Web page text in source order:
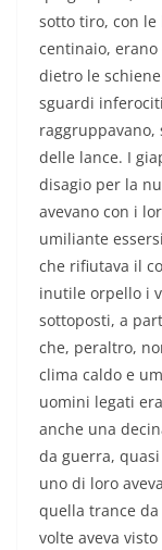
sotto tiro, con
centinaio,
dietro le
sguardi
delle lance. I
disagio per la
avevano con i
umiliante
che rifiutava il
inutile orpello i
sottoposti, a
che, peraltro,
clima caldo e
uomini legati
anche una
da guerra,
uno di loro
quella trance
volte aveva